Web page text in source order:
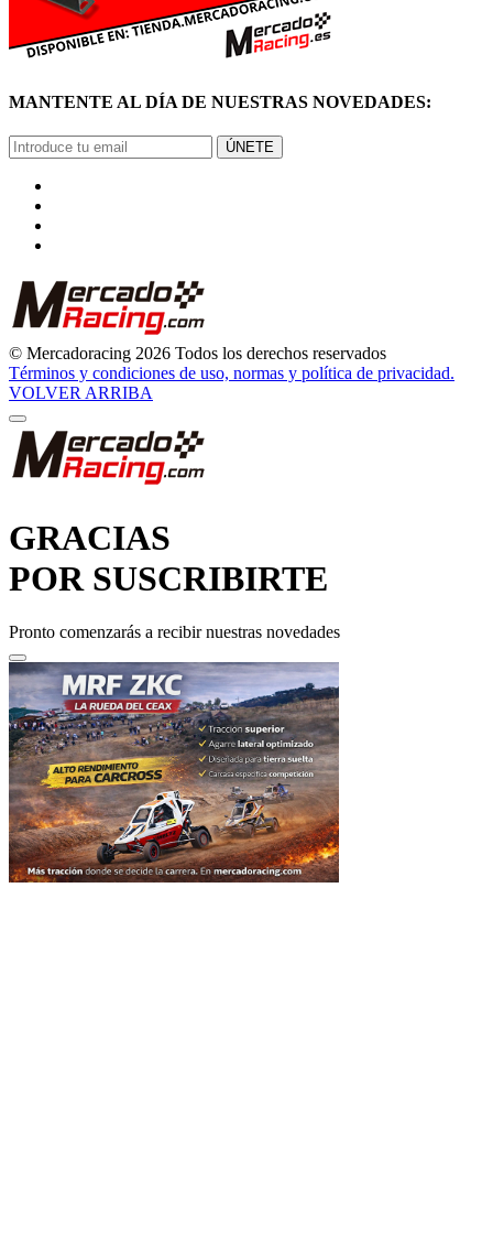
MANTENTE AL DÍA DE NUESTRAS NOVEDADES:
ÚNETE
© Mercadoracing 2026 Todos los derechos reservados
Términos y condiciones de uso, normas y política de privacidad.
VOLVER ARRIBA
GRACIAS
POR SUSCRIBIRTE
Pronto comenzarás a recibir nuestras novedades